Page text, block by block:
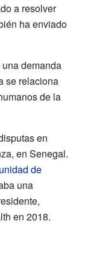
a resolver
ha enviado
demanda
se relaciona
de la
en
en Senegal.
de
una
en 2018.